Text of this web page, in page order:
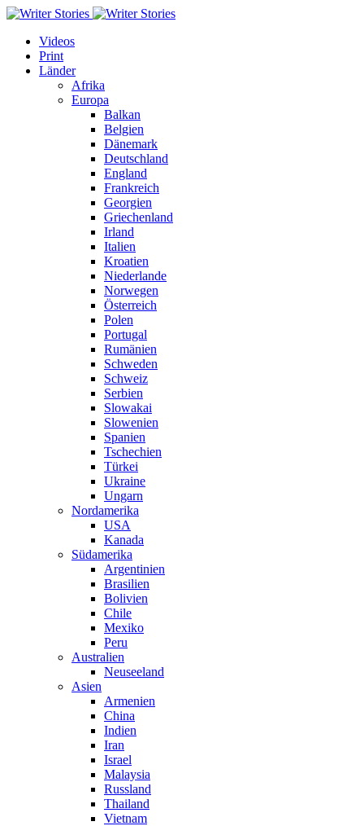
Videos
Print
Länder
Afrika
Europa
Balkan
Belgien
Dänemark
Deutschland
England
Frankreich
Georgien
Griechenland
Irland
Italien
Kroatien
Niederlande
Norwegen
Österreich
Polen
Portugal
Rumänien
Schweden
Schweiz
Serbien
Slowakai
Slowenien
Spanien
Tschechien
Türkei
Ukraine
Ungarn
Nordamerika
USA
Kanada
Südamerika
Argentinien
Brasilien
Bolivien
Chile
Mexiko
Peru
Australien
Neuseeland
Asien
Armenien
China
Indien
Iran
Israel
Malaysia
Russland
Thailand
Vietnam